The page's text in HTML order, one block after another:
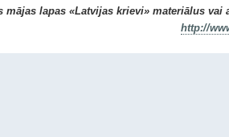
mājas lapas «Latvijas krievi» materiālus
http://